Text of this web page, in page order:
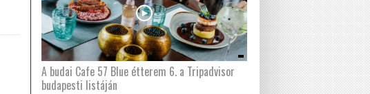
A budai Cafe 57 Blue étterem 6. a Tripadvisor
budapesti listáján